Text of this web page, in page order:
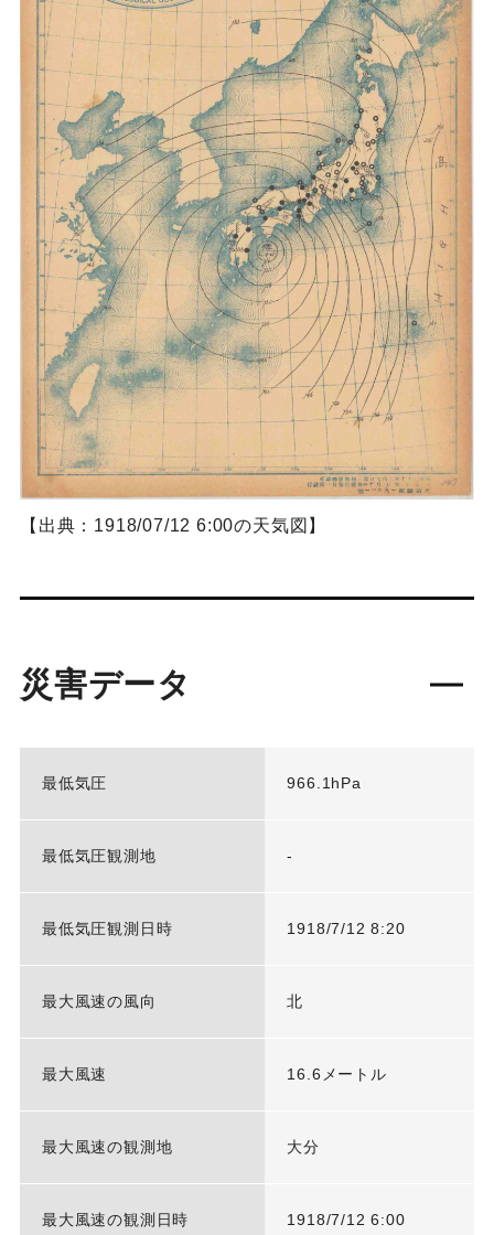
【出典：1918/07/12 6:00の天気図】
災害データ
最低気圧 966.1hPa
最低気圧観測地 -
最低気圧観測日時 1918/7/12 8:20
最大風速の風向 北
最大風速 16.6メートル
最大風速の観測地 大分
最大風速の観測日時 1918/7/12 6:00